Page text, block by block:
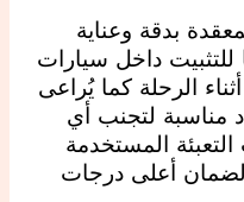
بدقة وعناية
للتثبيت داخل سيارات
الرحلة كما يُراعى
مناسبة لتجنب أي
المستخدمة
أعلى درجات